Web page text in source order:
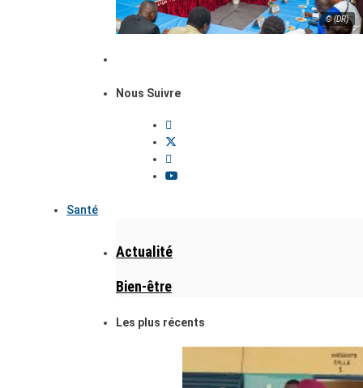
© (DR)
Nous Suivre
Santé
Actualité
Bien-être
Les plus récents